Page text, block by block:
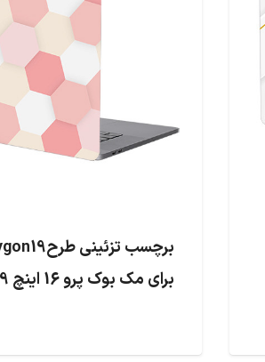
برای مک بوک پرو 16 اینچ 2019